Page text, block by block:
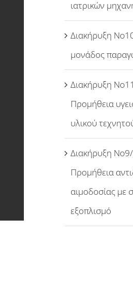
ιατρικών
Διακήρυξη
μονάδος
Διακήρυξη
Προμήθεια
υλικού
Διακήρυξη
Προμήθεια
αιμοδοσίας με
εξοπλισμό